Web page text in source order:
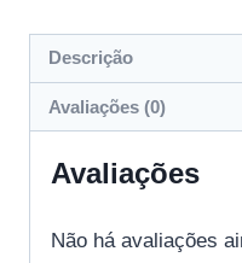
Descrição
Avaliações (0)
Avaliações
Não há avaliações